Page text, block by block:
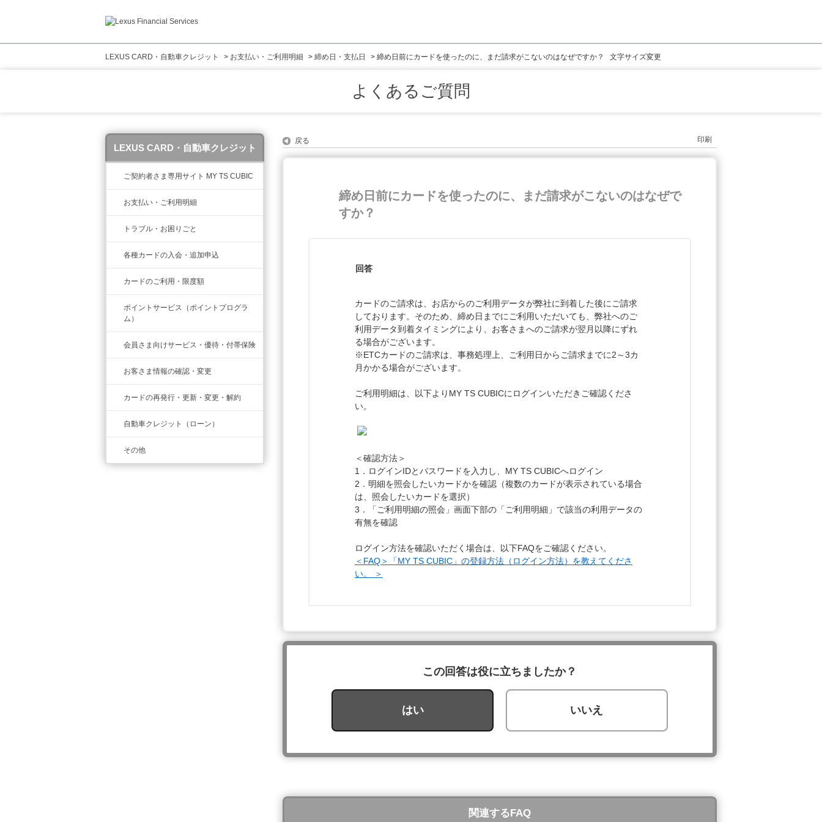
文字サイズ変更
LEXUS CARD・自動車クレジット > お支払い・ご利用明細 > 締め日・支払日 > 締め日前にカードを使ったのに、まだ請求がこないのはなぜですか？
LEXUS CARD・自動車クレジット
ご契約者さま専用サイト MY TS CUBIC
お支払い・ご利用明細
トラブル・お困りごと
各種カードの入会・追加申込
カードのご利用・限度額
ポイントサービス（ポイントプログラ
ム）
会員さま向けサービス・優待・付帯保険
お客さま情報の確認・変更
カードの再発行・更新・変更・解約
自動車クレジット（ローン）
その他
よくあるご質問
戻る 印刷
締め日前にカードを使ったのに、まだ請求がこないのはなぜで
すか？
回答
カードのご請求は、お店からのご利用データが弊社に到着した後にご請求
しております。そのため、締め日までにご利用いただいても、弊社へのご
利用データ到着タイミングにより、お客さまへのご請求が翌月以降にずれ
る場合がございます。
※ETCカードのご請求は、事務処理上、ご利用日からご請求までに2～3カ
月かかる場合がございます。
ご利用明細は、以下よりMY TS CUBICにログインいただきご確認くださ
い。
＜確認方法＞
1．ログインIDとパスワードを入力し、MY TS CUBICへログイン
2．明細を照会したいカードかを確認（複数のカードが表示されている場合
は、照会したいカードを選択）
3．「ご利用明細の照会」画面下部の「ご利用明細」で該当の利用データの
有無を確認
ログイン方法を確認いただく場合は、以下FAQをご確認ください。
＜FAQ＞「MY TS CUBIC」の登録方法（ログイン方法）を教えてくださ
い。 ＞
この回答は役に立ちましたか？
はい いいえ
関連するFAQ